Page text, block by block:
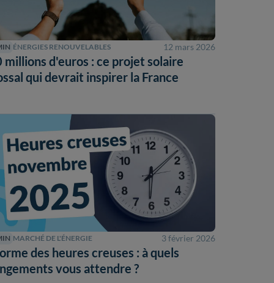
ÉNERGIES RENOUVELABLES 12 mars 2026
millions d'euros : ce projet solaire
qui devrait inspirer la France
MARCHÉ DE L'ÉNERGIE 3 février 2026
des heures creuses : à quels
vous attendre ?